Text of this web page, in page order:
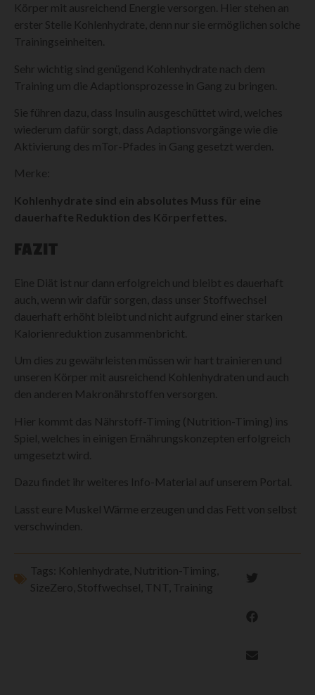
Körper mit ausreichend Energie versorgen. Hier stehen an
erster Stelle Kohlenhydrate, denn nur sie ermöglichen solche
Trainingseinheiten.
Sehr wichtig sind genügend Kohlenhydrate nach dem
Training um die Adaptionsprozesse in Gang zu bringen.
Sie führen dazu, dass Insulin ausgeschüttet wird, welches
wiederum dafür sorgt, dass Adaptionsvorgänge wie die
Aktivierung des mTor-Pfades in Gang gesetzt werden.
Merke:
Kohlenhydrate sind ein absolutes Muss für eine
dauerhafte Reduktion des Körperfettes.
FAZIT
Eine Diät ist nur dann erfolgreich und bleibt es dauerhaft
auch, wenn wir dafür sorgen, dass unser Stoffwechsel
dauerhaft erhöht bleibt und nicht aufgrund einer starken
Kalorienreduktion zusammenbricht.
Um dies zu gewährleisten müssen wir hart trainieren und
unseren Körper mit ausreichend Kohlenhydraten und auch
den anderen Makronährstoffen versorgen.
Hier kommt das Nährstoff-Timing (Nutrition-Timing) ins
Spiel, welches in einigen Ernährungskonzepten erfolgreich
umgesetzt wird.
Dazu findet ihr weiteres Info-Material auf unserem Portal.
Lasst eure Muskel Wärme erzeugen und das Fett von selbst
verschwinden.
Tags: Kohlenhydrate Nutrition-Timing
SizeZero Stoffwechsel TNT Training